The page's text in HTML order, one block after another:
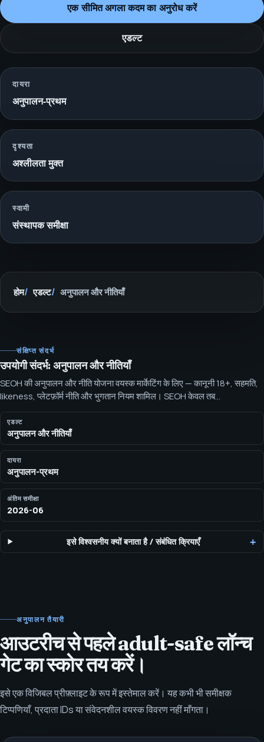
एक सीमित अगला कदम का अनुरोध करें
एडल्ट
दायरा
अनुपालन-प्रथम
दृश्यता
अश्लीलता मुक्त
स्वामी
संस्थापक समीक्षा
होम एडल्ट अनुपालन और नीतियाँ
संक्षिप्त संदर्भ
उपयोगी संदर्भ: अनुपालन और नीतियाँ
SEOH की अनुपालन और नीति योजना वयस्क मार्केटिंग के लिए — कानूनी 18+, सहमति,
likeness, प्लेटफ़ॉर्म नीति और भुगतान नियम शामिल। SEOH केवल तब
वयस्क‑ऊर्ध्वाधर मार्केटिंग का दायरा तय करता है जब कानूनी 18+ स्थिति, सहमति,
likeness, प्लेटफ़ॉर्म, विज्ञापन और भुगतान नियम स्पष्ट कर दिए गए हों।
एडल्ट
अनुपालन और नीतियाँ
दायरा
अनुपालन-प्रथम
अंतिम समीक्षा
2026-06
इसे विश्वसनीय क्यों बनाता है/संबंधित क्रियाएँ
अनुपालन तैयारी
आउटरीच से पहले adult-safe लॉन्च
गेट का स्कोर तय करें।
इसे एक विजिबल प्रीफ़्लाइट के रूप में इस्तेमाल करें। यह कभी भी समीक्षक
टिप्पणियाँ, प्रदाता IDs या संवेदनशील वयस्क विवरण नहीं माँगता।